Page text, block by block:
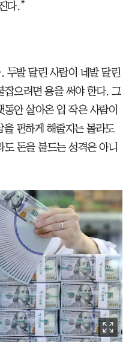
다.”
두발 달린 사람이 네발 달린
잡으려면 용을 써야 한다. 그
안 살아온 입 작은 사람이
편하게 해줄지는 몰라도
돈을 붙드는 성격은 아니